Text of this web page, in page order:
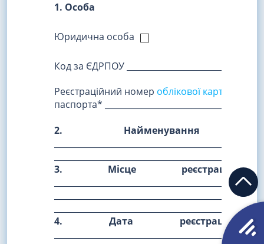
1. Особа
Юридична особа
Код за ЄДРПОУ
Реєстраційний номер облікової картки
паспорта*
2. Найменування
3. Місце реєстрації
4. Дата реєстрації
___________________________________________